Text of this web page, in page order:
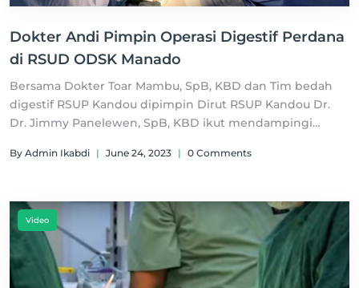
Dokter Andi Pimpin Operasi Digestif Perdana
di RSUD ODSK Manado
Bersama Dokter Toar Mambu, SpB, KBD dan Tim bedah
digestif RSUP Kandou dipimpin Dirut RSUP Kandou Dr.
Dr. Jimmy Panelewen, SpB, KBD ikut mendampingi
By Admin Ikabdi | June 24, 2023 | 0 Comments
Video